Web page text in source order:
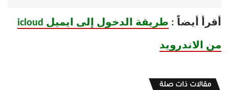
أقرأ أيضاً : طريقة الدخول إلى ايميل icloud
من الاندرويد
مقالات ذات صلة